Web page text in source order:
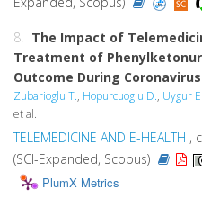
8. The Impact of
Treatment of
Outcome During
Zubarioglu T., Hopurcuoglu D., Uygur E.
et al.
TELEMEDICINE AND E-HEALTH ,
(SCI-Expanded, Scopus)
PlumX Metrics